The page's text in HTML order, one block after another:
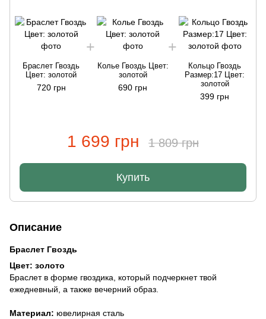
Браслет Гвоздь
Цвет: золотой
720 грн
Колье Гвоздь Цвет:
золотой
690 грн
Кольцо Гвоздь
Размер:17 Цвет:
золотой
399 грн
1 699 грн 1 809 грн
Купить
Описание
Браслет Гвоздь
Цвет: золото
Браслет в форме гвоздика, который подчеркнет твой
ежедневный, а также вечерний образ.
Материал: ювелирная сталь